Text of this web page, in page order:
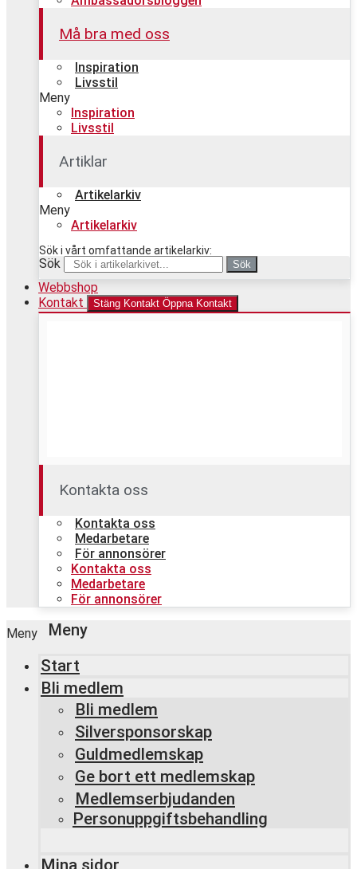
Må bra med oss
Inspiration
Livsstil
Meny
Inspiration
Livsstil
Artiklar
Artikelarkiv
Meny
Artikelarkiv
Sök i vårt omfattande artikelarkiv:
Sök Sök
Webbshop
Kontakt
Stäng Kontakt Öppna Kontakt
Kontakta oss
Kontakta oss
Medarbetare
För annonsörer
Kontakta oss
Medarbetare
För annonsörer
Meny
Start
Bli medlem
Bli medlem
Silversponsorskap
Guldmedlemskap
Ge bort ett medlemskap
Medlemserbjudanden
Personuppgiftsbehandling